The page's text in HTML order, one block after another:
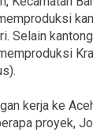
Selain
kerja ke
proyek,